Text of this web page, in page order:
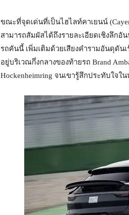
ขณะที่จุดเด่นที่เป็นไฮไลท์คาเยนน์
สามารถสัมผัสได้ถึงรายละเอียดเชิงลึก
รถคันนี้ เพิ่มเติมด้วยเสียงคำรามอันดุดัน
อยู่บริเวณกึ่งกลางของท้ายรถ Brand
Hockenheimring จนเขารู้สึกประทับใจใ